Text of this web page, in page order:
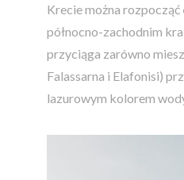
Krecie można rozpocząć
północno-zachodnim
przyciąga zarówno
Falassarna i Elafonisi)
lazurowym kolorem